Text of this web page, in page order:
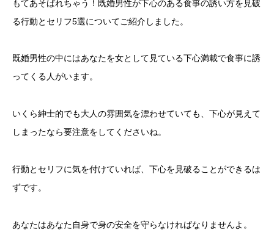
もてあそばれちゃう！既婚男性が下心のある食事の誘い方を見破
る行動とセリフ5選についてご紹介しました。
既婚男性の中にはあなたを女として見ている下心満載で食事に誘
ってくる人がいます。
いくら紳士的でも大人の雰囲気を漂わせていても、下心が見えて
しまったなら要注意をしてくださいね。
行動とセリフに気を付けていれば、下心を見破ることができるは
ずです。
あなたはあなた自身で身の安全を守らなければなりませんよ。